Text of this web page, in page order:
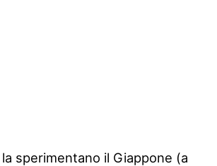
sperimentano il Giappone (a